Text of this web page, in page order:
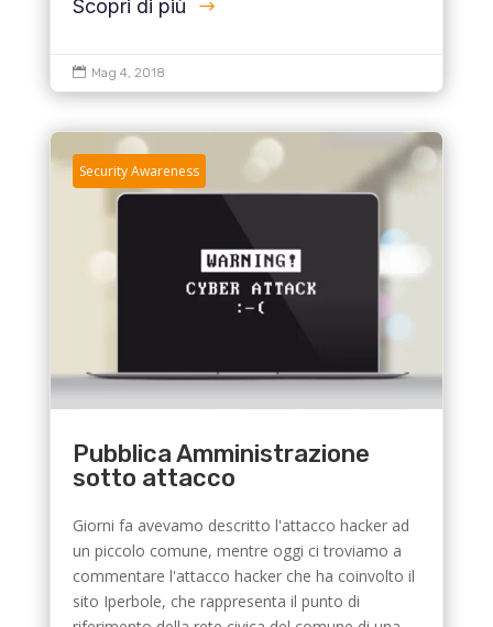
Scopri di più
 Mag 4, 2018
Security Awareness
Pubblica Amministrazione
sotto attacco
Giorni fa avevamo descritto l'attacco hacker ad
un piccolo comune, mentre oggi ci troviamo a
commentare l'attacco hacker che ha coinvolto il
sito Iperbole, che rappresenta il punto di